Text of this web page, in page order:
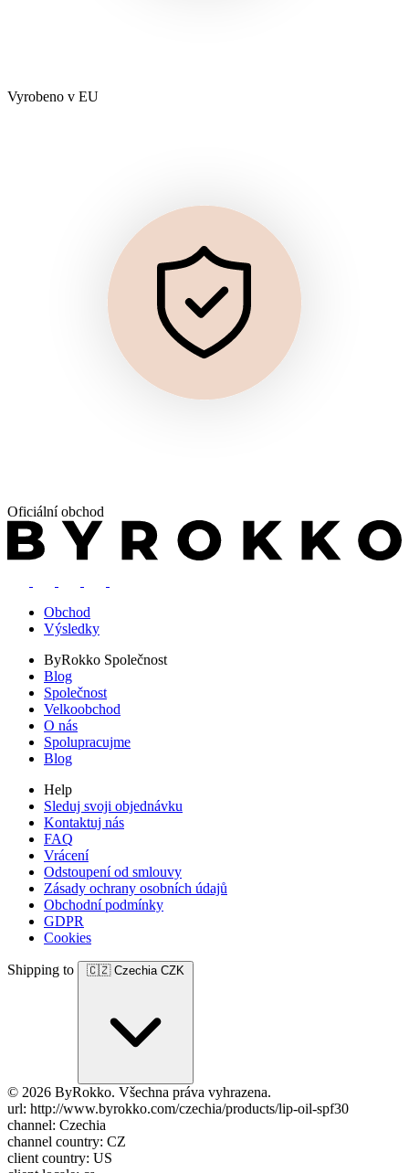
Vyrobeno v EU
Oficiální obchod
Obchod
Výsledky
ByRokko Společnost
Blog
Společnost
Velkoobchod
O nás
Spolupracujme
Blog
Help
Sleduj svoji objednávku
Kontaktuj nás
FAQ
Vrácení
Odstoupení od smlouvy
Zásady ochrany osobních údajů
Obchodní podmínky
GDPR
Cookies
Shipping to 🇨🇿 Czechia CZK
© 2026 ByRokko. Všechna práva vyhrazena.
url: http://www.byrokko.com/czechia/products/lip-oil-spf30
channel: Czechia
channel country: CZ
client country: US